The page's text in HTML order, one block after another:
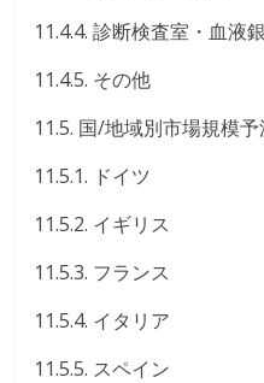
11.4.4. 診断検査室・血液
11.4.5. その他
11.5. 国/地域別市場規模予
11.5.1. ドイツ
11.5.2. イギリス
11.5.3. フランス
11.5.4. イタリア
11.5.5. スペイン